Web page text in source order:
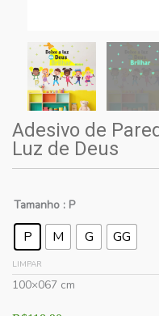
Adesivo de
Luz de Deus
Tamanho : P
P M G GG
LIMPAR
100×067 cm